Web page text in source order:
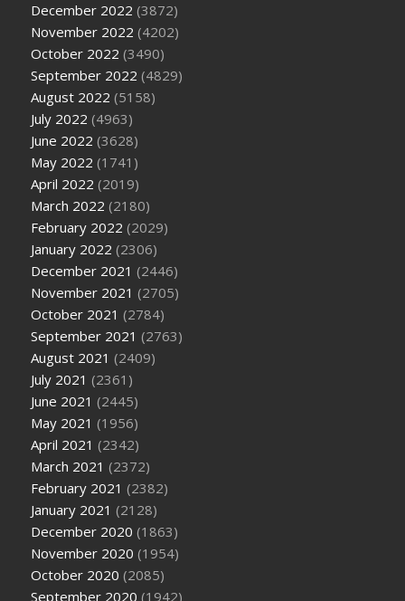
December 2022 (3872)
November 2022 (4202)
October 2022 (3490)
September 2022 (4829)
August 2022 (5158)
July 2022 (4963)
June 2022 (3628)
May 2022 (1741)
April 2022 (2019)
March 2022 (2180)
February 2022 (2029)
January 2022 (2306)
December 2021 (2446)
November 2021 (2705)
October 2021 (2784)
September 2021 (2763)
August 2021 (2409)
July 2021 (2361)
June 2021 (2445)
May 2021 (1956)
April 2021 (2342)
March 2021 (2372)
February 2021 (2382)
January 2021 (2128)
December 2020 (1863)
November 2020 (1954)
October 2020 (2085)
September 2020 (1942)